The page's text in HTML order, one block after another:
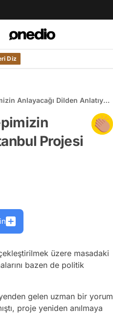
Diz
Anlayacağı Dilden Anlatıyor:
Projesi
üzere masadaki
bazen de politik
gelen uzman bir yorum
proje yeniden anılmaya